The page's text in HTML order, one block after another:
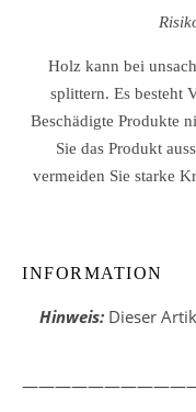
Holz kann bei
splittern. Es besteht
Beschädigte Produkte
Sie das Produkt
vermeiden Sie starke
INFORMATION
Hinweis: Dieser